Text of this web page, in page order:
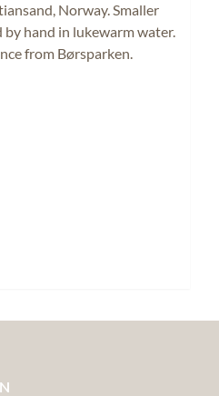
Norway. Smaller
by hand in lukewarm water.
from Børsparken.